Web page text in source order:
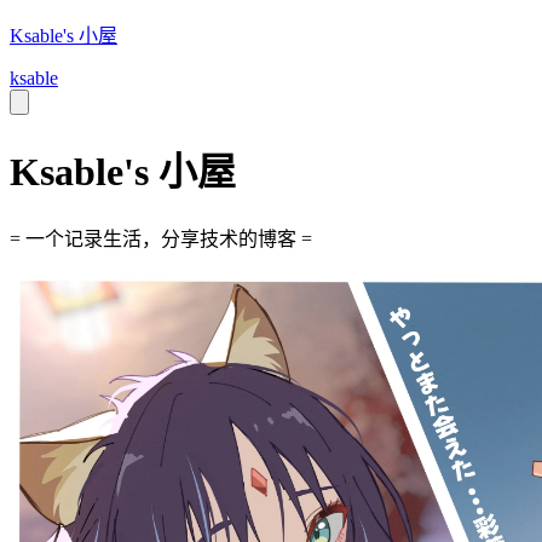
Ksable's 小屋
ksable
Ksable's 小屋
= 一个记录生活，分享技术的博客 =